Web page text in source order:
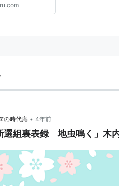
の時代庵 • 4年前
選組裏表録 地虫鳴く」木